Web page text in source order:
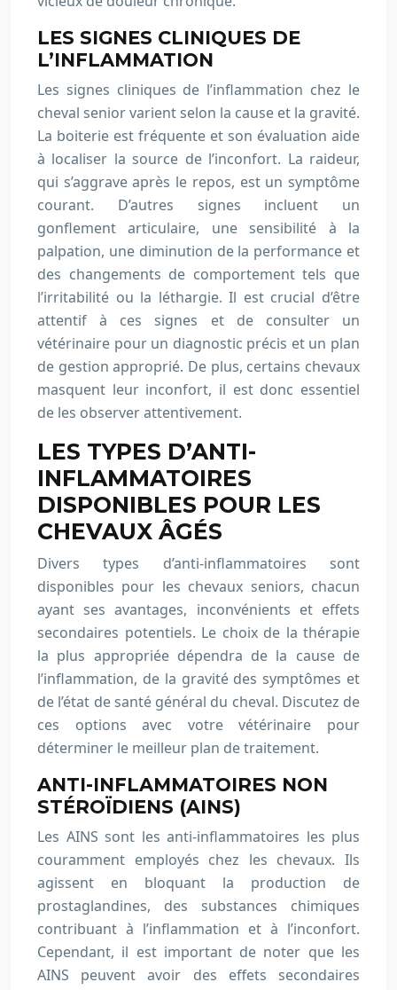
LES SIGNES CLINIQUES DE
L’INFLAMMATION
Les signes cliniques de l’inflammation chez le
cheval senior varient selon la cause et la gravité.
La boiterie est fréquente et son évaluation aide
à localiser la source de l’inconfort. La raideur,
qui s’aggrave après le repos, est un symptôme
courant. D’autres signes incluent un
gonflement articulaire, une sensibilité à la
palpation, une diminution de la performance et
des changements de comportement tels que
l’irritabilité ou la léthargie. Il est crucial d’être
attentif à ces signes et de consulter un
vétérinaire pour un diagnostic précis et un plan
de gestion approprié. De plus, certains chevaux
masquent leur inconfort, il est donc essentiel
de les observer attentivement.
LES TYPES D’ANTI-
INFLAMMATOIRES
DISPONIBLES POUR LES
CHEVAUX ÂGÉS
Divers types d’anti-inflammatoires sont
disponibles pour les chevaux seniors, chacun
ayant ses avantages, inconvénients et effets
secondaires potentiels. Le choix de la thérapie
la plus appropriée dépendra de la cause de
l’inflammation, de la gravité des symptômes et
de l’état de santé général du cheval. Discutez de
ces options avec votre vétérinaire pour
déterminer le meilleur plan de traitement.
ANTI-INFLAMMATOIRES NON
STÉROÏDIENS (AINS)
Les AINS sont les anti-inflammatoires les plus
couramment employés chez les chevaux. Ils
agissent en bloquant la production de
prostaglandines, des substances chimiques
contribuant à l’inflammation et à l’inconfort.
Cependant, il est important de noter que les
AINS peuvent avoir des effets secondaires